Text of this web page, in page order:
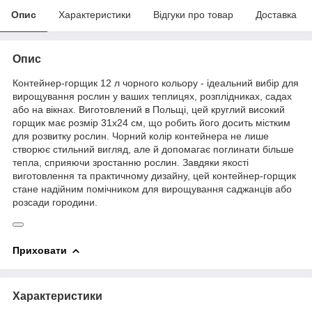
Опис Характеристики Відгуки про товар Доставка
Опис
Контейнер-горщик 12 л чорного кольору - ідеальний вибір для
вирощування рослин у ваших теплицях, розплідниках, садах
або на вікнах. Виготовлений в Польщі, цей круглий високий
горщик має розмір 31х24 см, що робить його досить містким
для розвитку рослин. Чорний колір контейнера не лише
створює стильний вигляд, але й допомагає поглинати більше
тепла, сприяючи зростанню рослин. Завдяки якості
виготовлення та практичному дизайну, цей контейнер-горщик
стане надійним помічником для вирощування саджанців або
розсади городини.
Приховати
Характеристики